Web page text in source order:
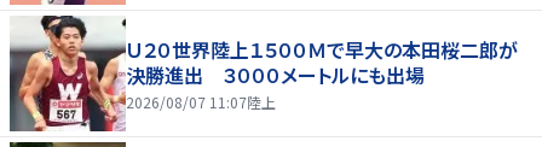
Ｕ２０世界陸上１５００Ｍで早大の本田桜二郎が
決勝進出 ３０００メートルにも出場
2026/08/07 11:07陸上